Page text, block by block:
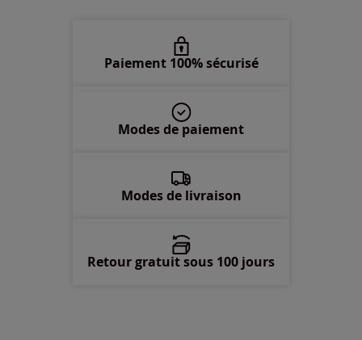
Disponible dans 4 semaines
Disponible dans 4 semaines
Paiement 100% sécurisé
Modes de paiement
Modes de livraison
Retour gratuit sous 100 jours